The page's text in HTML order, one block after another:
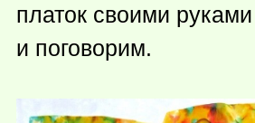
платок своими
и поговорим.